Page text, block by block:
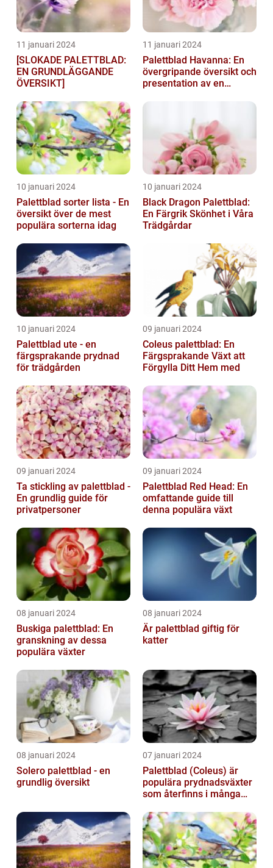
11 januari 2024
[SLOKADE PALETTBLAD:
EN GRUNDLÄGGANDE
ÖVERSIKT]
11 januari 2024
Palettblad Havanna: En
övergripande översikt och
presentation av en
10 januari 2024
Palettblad sorter lista - En
översikt över de mest
populära sorterna idag
10 januari 2024
Black Dragon Palettblad:
En Färgrik Skönhet i Våra
Trädgårdar
10 januari 2024
Palettblad ute - en
färgsprakande prydnad
för trädgården
09 januari 2024
Coleus palettblad: En
Färgsprakande Växt att
Förgylla Ditt Hem med
09 januari 2024
Ta stickling av palettblad -
En grundlig guide för
privatpersoner
09 januari 2024
Palettblad Red Head: En
omfattande guide till
denna populära växt
08 januari 2024
Buskiga palettblad: En
granskning av dessa
populära växter
08 januari 2024
Är palettblad giftig för
katter
08 januari 2024
Solero palettblad - en
grundlig översikt
07 januari 2024
Palettblad (Coleus) är
populära prydnadsväxter
som återfinns i många
trädgårdar...